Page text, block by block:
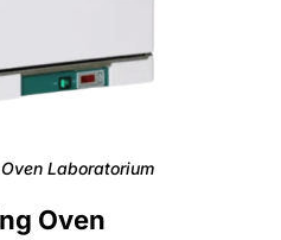
Laboratorium
Oven